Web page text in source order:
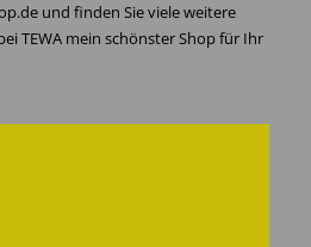
und finden Sie viele weitere
TEWA mein schönster Shop für Ihr